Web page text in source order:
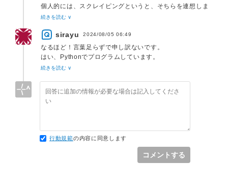
個人的には、スクレイピングというと、そちらを連想しま
す。
続きを読む ∨
sirayu 2024/08/05 06:49
なるほど！言葉足らずで申し訳ないです。
はい、Pythonでプログラムしています。
私が言いたいのは、Pythonでスクレイピングをするときの
続きを読む ∨
行動規範の内容に同意します
コメントする